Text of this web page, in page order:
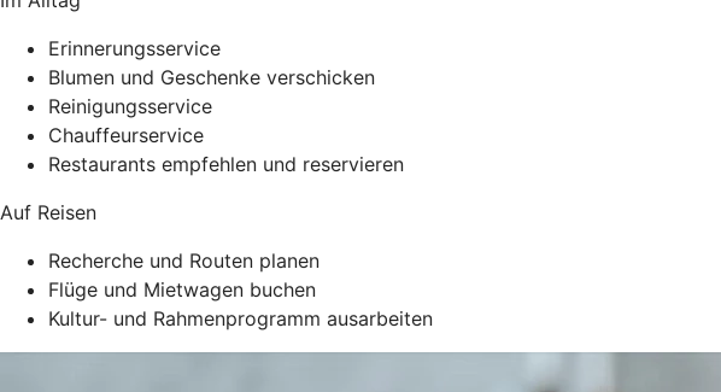
Erinnerungsservice
Blumen und Geschenke verschicken
Reinigungsservice
Chauffeurservice
Restaurants empfehlen und reservieren
Auf Reisen
Recherche und Routen planen
Flüge und Mietwagen buchen
Kultur- und Rahmenprogramm ausarbeiten